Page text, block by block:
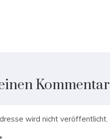
Kommentar
wird nicht veröffentlicht.